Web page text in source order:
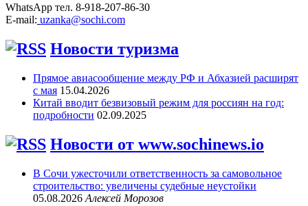
WhatsApp тел. 8-918-207-86-30
E-mail: uzanka@sochi.com
Новости туризма
Прямое авиасообщение между РФ и Абхазией расширят
с мая 15.04.2026
Китай вводит безвизовый режим для россиян на год:
подробности 02.09.2025
Новости от www.sochinews.io
В Сочи ужесточили ответственность за самовольное
строительство: увеличены судебные неустойки
05.08.2026 Алексей Морозов